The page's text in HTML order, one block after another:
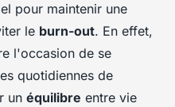
pour maintenir une
le burn-out. En effet,
l'occasion de se
quotidiennes de
un équilibre entre vie